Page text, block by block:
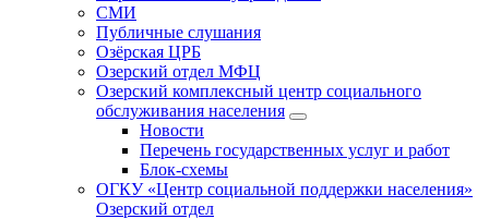
СМИ
Публичные слушания
Озёрская ЦРБ
Озерский отдел МФЦ
Озерский комплексный центр социального
обслуживания населения
Новости
Перечень государственных услуг и работ
Блок-схемы
ОГКУ «Центр социальной поддержки населения»
Озерский отдел